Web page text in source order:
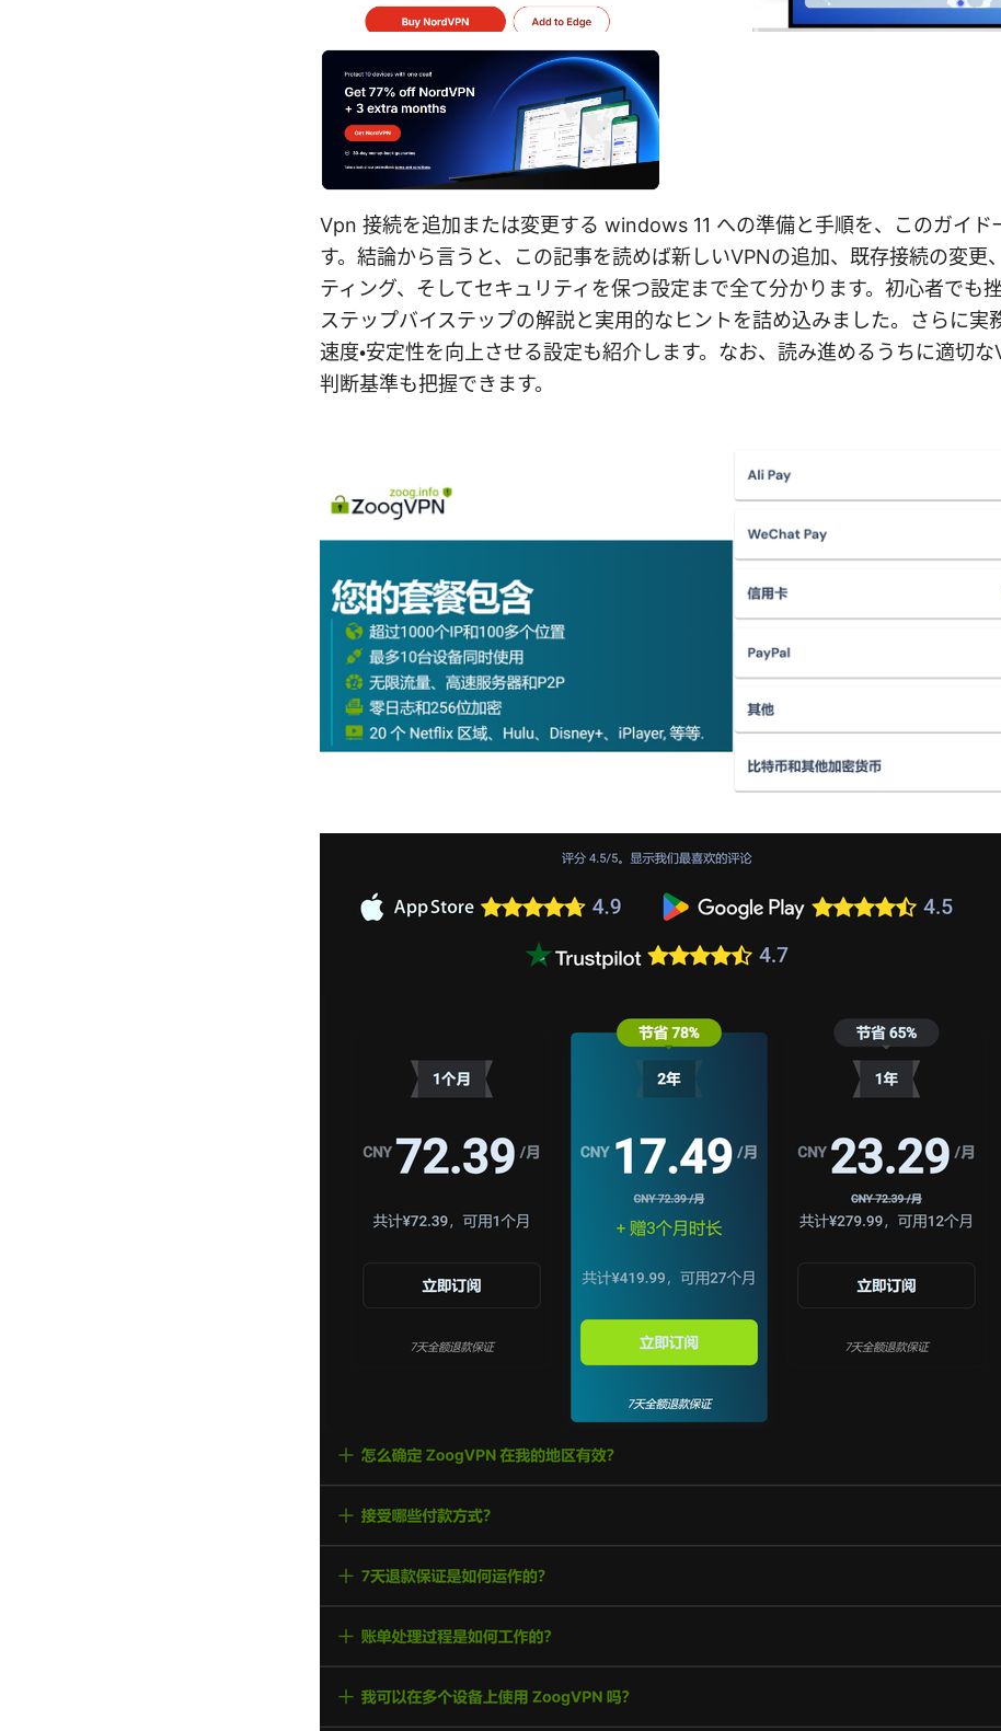
Vpn 接続を追加または変更する windows 11 への準備と手順を、このガイド
す。結論から言うと、この記事を読めば新しいVPNの追加、既存接続の変更
ティング、そしてセキュリティを保つ設定まで全て分かります。初心者でも
ステップバイステップの解説と実用的なヒントを詰め込みました。さらに実
速度・安定性を向上させる設定も紹介します。なお、読み進めるうちに適切
判断基準も把握できます。